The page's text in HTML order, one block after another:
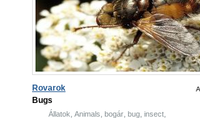
Rovarok
Bugs
Állatok, Animals, bogár, bug, insect,